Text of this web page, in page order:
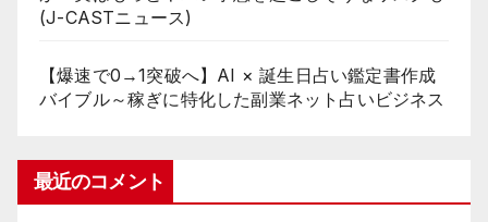
(J-CASTニュース)
【爆速で0→1突破へ】AI × 誕生日占い鑑定書作成
バイブル～稼ぎに特化した副業ネット占いビジネス
最近のコメント